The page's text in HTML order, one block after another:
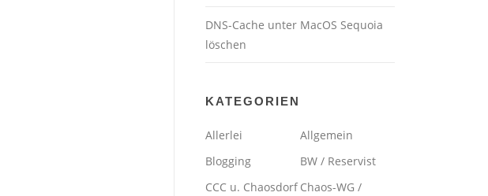
DNS-Cache unter MacOS Sequoia
löschen
KATEGORIEN
Allerlei
Allgemein
Blogging
BW / Reservist
CCC u. Chaosdorf Chaos-WG /